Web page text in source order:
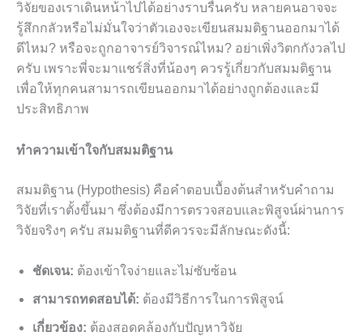
วิจัยของเราเดินหน้าไปได้อย่างราบรื่นครับ หลายคนอาจจะ
รู้สึกกลัวหรือไม่มั่นใจว่าตัวเองจะเขียนสมมติฐานออกมาได้
ดีไหม? หรือจะถูกอาจารย์วิจารณ์ไหม? อย่าเพิ่งวิตกกังวลไป
ครับ เพราะพี่จะมาแชร์สิ่งที่น้องๆ ควรรู้เกี่ยวกับสมมติฐาน
เพื่อให้ทุกคนสามารถเขียนออกมาได้อย่างถูกต้องและมี
ประสิทธิภาพ
ทำความเข้าใจกับสมมติฐาน
สมมติฐาน (Hypothesis) คือคำตอบเบื้องต้นสำหรับคำถาม
วิจัยที่เราตั้งขึ้นมา ซึ่งต้องมีการตรวจสอบและพิสูจน์ผ่านการ
วิจัยจริงๆ ครับ สมมติฐานที่ดีควรจะมีลักษณะดังนี้:
ชัดเจน: ต้องเข้าใจง่ายและไม่ซับซ้อน
สามารถทดสอบได้: ต้องมีวิธีการในการพิสูจน์
เกี่ยวข้อง: ต้องสอดคล้องกับปัญหาวิจัย